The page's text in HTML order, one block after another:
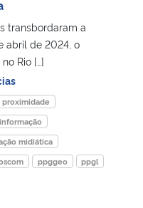
e Comunicações
transbordaram a
abril de 2024, o
Rio […]
proximidade
midiática
ppggeo
ppgl